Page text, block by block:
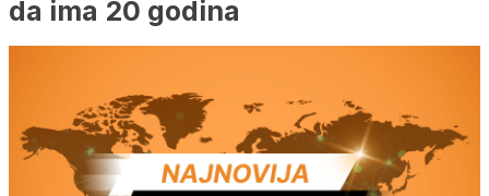
da ima 20 godina